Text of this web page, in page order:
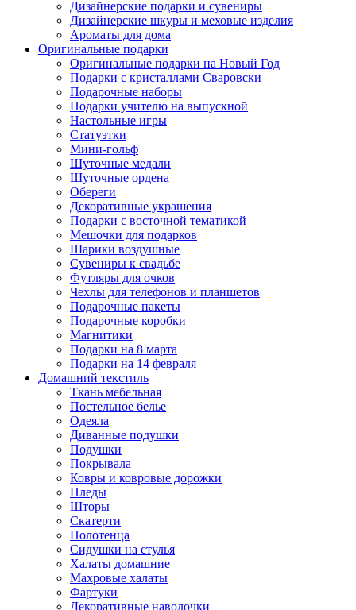
Дизайнерские подарки и сувениры
Дизайнерские шкуры и меховые изделия
Ароматы для дома
Оригинальные подарки
Оригинальные подарки на Новый Год
Подарки с кристаллами Сваровски
Подарочные наборы
Подарки учителю на выпускной
Настольные игры
Статуэтки
Мини-гольф
Шуточные медали
Шуточные ордена
Обереги
Декоративные украшения
Подарки с восточной тематикой
Мешочки для подарков
Шарики воздушные
Сувениры к свадьбе
Футляры для очков
Чехлы для телефонов и планшетов
Подарочные пакеты
Подарочные коробки
Магнитики
Подарки на 8 марта
Подарки на 14 февраля
Домашний текстиль
Ткань мебельная
Постельное белье
Одеяла
Диванные подушки
Подушки
Покрывала
Ковры и ковровые дорожки
Пледы
Шторы
Скатерти
Полотенца
Сидушки на стулья
Халаты домашние
Махровые халаты
Фартуки
Декоративные наволочки